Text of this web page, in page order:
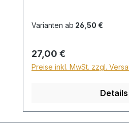
Deutschlands ein
Versand ins Ausland
Sperrgutzuschlag 30€.
Varianten ab 26,50 €
Regulärer Preis:
27,00 €
Preise inkl. MwSt. zzgl.
Details